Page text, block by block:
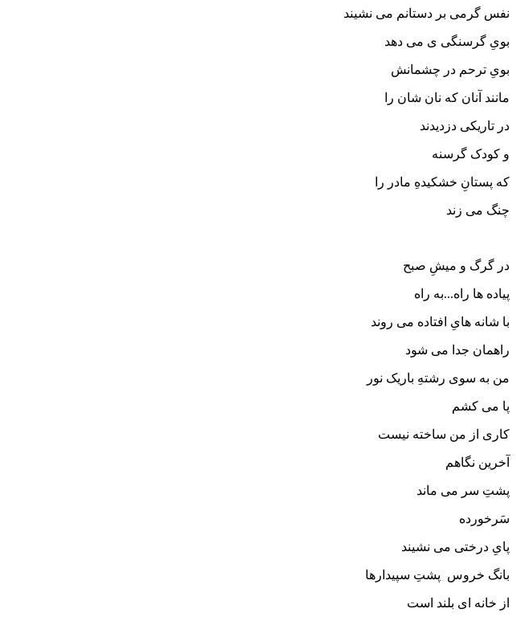
نفس گرمی بر دستانم می نشیند
بویِ گرسنگی ی می دهد
بویِ ترحم در چشمانش
مانند آنان که نان شان را
در تاریکی دزدیدند
و کودک گرسنه
که پستانِ خشکیدهِ مادر را
چنگ می زند
در گرگ و میشِ صبح
پیاده ها راه...به راه
با شانه هایِ افتاده می روند
راهمان جدا می شود
من به سوی رشتهِ باریک نور
پا می کشم
کاری از من ساخته نیست
آخرین نگاهم
پشتِ سر می ماند
سَرخورده
پایِ درختی می نشیند
بانگ خروس پشتِ سپیدارها
از خانه ای بلند است